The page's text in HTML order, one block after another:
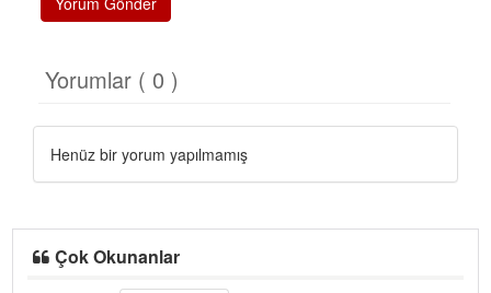
Yorumlar ( 0 )
Henüz bir yorum yapılmamış
Çok Okunanlar